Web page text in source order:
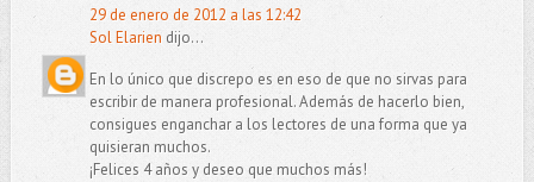
29 de enero de 2012 a las 12:42
Sol Elarien dijo...
En lo único que discrepo es en eso de que no sirvas para
escribir de manera profesional. Además de hacerlo bien,
consigues enganchar a los lectores de una forma que ya
quisieran muchos.
¡Felices 4 años y deseo que muchos más!